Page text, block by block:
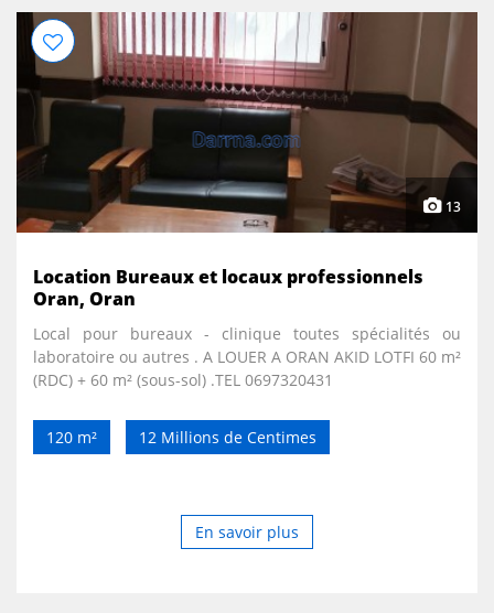
13
Location Bureaux et locaux professionnels
Oran, Oran
Local pour bureaux - clinique toutes spécialités ou
laboratoire ou autres . A LOUER A ORAN AKID LOTFI 60 m²
(RDC) + 60 m² (sous-sol) .TEL 0697320431
120 m² 12 Millions de Centimes
En savoir plus